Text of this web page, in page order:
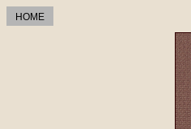
HOME